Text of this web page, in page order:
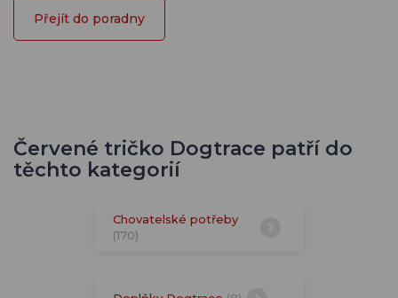
Přejít do poradny
Červené tričko Dogtrace patří do
těchto kategorií
Chovatelské potřeby
(170)